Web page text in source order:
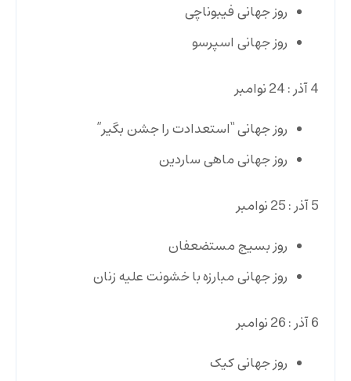
روز جهانی فیبوناچی
روز جهانی اسپرسو
4 آذر : 24 نوامبر
روز جهانی “استعدادت را جشن بگیر”
روز جهانی ماهی ساردین
5 آذر : 25 نوامبر
روز بسیج مستضعفان
روز جهانی مبارزه با خشونت علیه زنان
6 آذر : 26 نوامبر
روز جهانی کیک